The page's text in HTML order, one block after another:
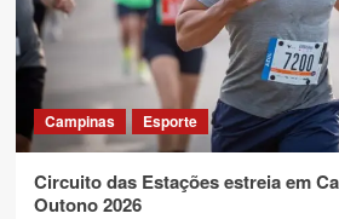
Campinas Esporte
Circuito das Estações estreia em
Outono 2026